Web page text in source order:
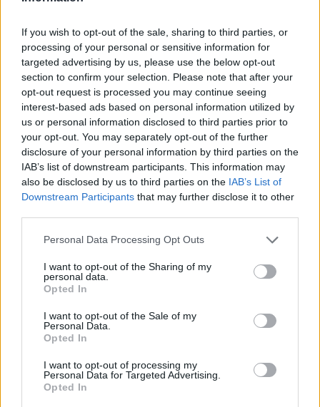
If you wish to opt-out of the sale, sharing to third parties, or
processing of your personal or sensitive information for
targeted advertising by us, please use the below opt-out
section to confirm your selection. Please note that after your
opt-out request is processed you may continue seeing
interest-based ads based on personal information utilized by
us or personal information disclosed to third parties prior to
your opt-out. You may separately opt-out of the further
disclosure of your personal information by third parties on the
IAB’s list of downstream participants. This information may
also be disclosed by us to third parties on the IAB’s List of
Downstream Participants that may further disclose it to other
Please note that this website/app uses one or more Google
not limited to your visit or usage behaviour. You may click to
grant or deny consent to Google and its third-party tags to
use your data for below specified purposes in below Google
consent section.
Personal Data Processing Opt Outs
I want to opt-out of the Sharing of my
personal data.
Opted In
I want to opt-out of the Sale of my
Personal Data.
Opted In
I want to opt-out of processing my
Personal Data for Targeted Advertising.
Opted In
Ferenc Kamarakórusa, valamint a ljubljanai és
a zágrábi zeneakadémiák kórusai alkotják.
A koncertet élőben közvetíti a RAI
közszolgálati televízió.
"Ezzel az kezdeményezésünkkel azt akarjuk
hangsúlyozni, hogy a zene összeköt. Száz év
alatt a világ gyökeresen megváltozott.
Európa kicsiny lett ebben a globális világban"
- hangoztatta Dario Franceschini olasz
kulturális miniszter.
Az észak-olaszországi Fogliano
helyszínén található Európa legnagyobb első
világháborús katonai emlékműve. Az
több mint 100 ezer elesett katona hamvait
őrzik. Redipugliától egy kilométerre található
Magyar Monarchia térségben elesett 14 ezer
550 katonájának nyughelyével.